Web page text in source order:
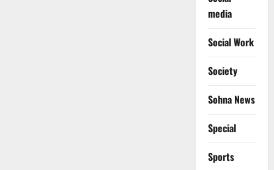
media
Social Work
Society
Sohna News
Special
Sports